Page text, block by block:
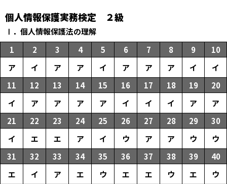
個人情報保護実務検定 ２級
Ⅰ．個人情報保護法の理解
1
2 3 4 5 6 7 8 9
10
ア
イ ア ア イ ア ア ア イ
イ
11
12 13 14 15 16 17 18 19
20
イ
ア ア ア ア イ イ イ ア
ア
21
22 23 24 25 26 27 28 29
30
イ
エ エ ア イ ウ ア ア ウ
ウ
31
32 33 34 35 36 37 38 39
40
エ
イ ア エ ウ エ エ ウ エ
ウ